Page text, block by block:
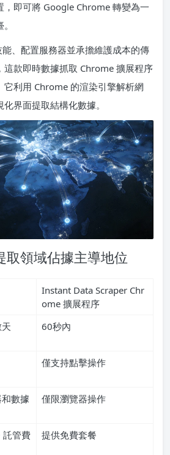
，即可將 Google Chrome 轉變為一
、配置服務器並承擔維護成本的傳
這款即時數據抓取 Chrome 擴展程序
它利用 Chrome 的渲染引擎解析網
界面提取結構化數據。
取領域佔據主導地位
Instant Data Scraper Chr
ome 擴展程序
60秒內
僅支持點擊操作
數據
僅限瀏覽器操作
託管費
提供免費套餐